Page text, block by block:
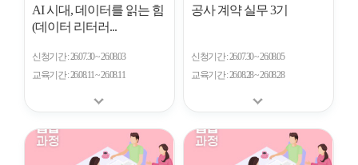
AI 시대, 데이터를 읽는 힘
(데이터 리터러...
신청기간 26.07.30 ~ 26.08.03
교육기간 26.08.11 ~ 26.08.11
공사 계약 실무 3기
신청기간 26.07.30 ~ 26.08.05
교육기간 26.08.28 ~ 26.08.28